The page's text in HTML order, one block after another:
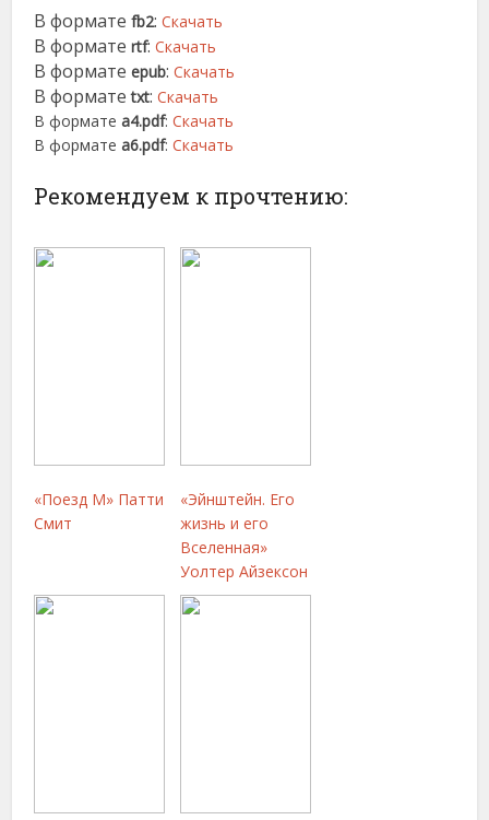
В форматеfb2:Скачать
В форматеrtf:Скачать
В форматеepub:Скачать
В форматеtxt:Скачать
В форматеa4.pdf:Скачать
В форматеa6.pdf:Скачать
Рекомендуем к прочтению:
«Поезд М» Патти
Смит
«Эйнштейн. Его
жизнь и его
Вселенная»
Уолтер Айзексон